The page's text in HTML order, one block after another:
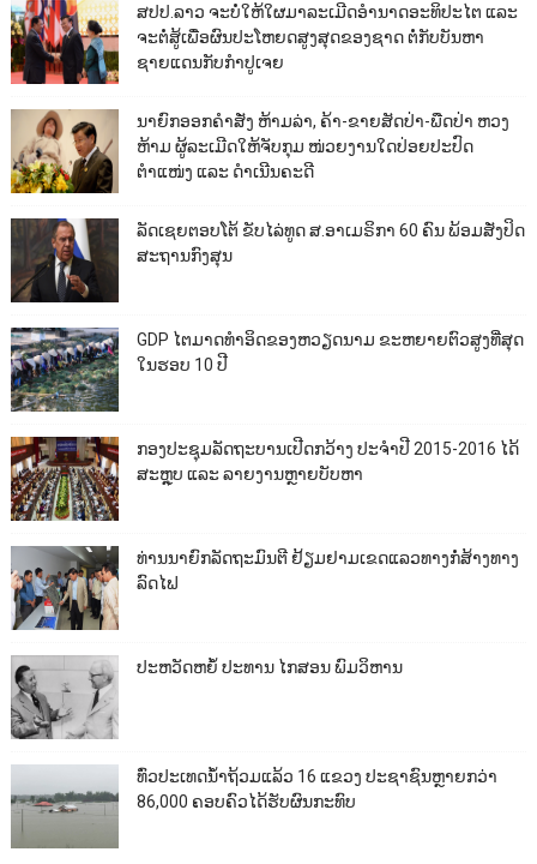
ສປປ.ລາວ ຈະບໍ່ໃຫ້ໃຜມາລະເມີດອຳນາດອະທິປະໄຕ ແລະ
ຈະຕໍ່ສູ້ເພື່ອຜົນປະໂຫຍດສູງສຸດຂອງຊາດ ຕໍ່ກັບບັນຫາ
ຊາຍແດນກັບກຳປູເຈຍ
ນາຍົກອອກຄຳສັ່ງ ຫ້າມລ່າ, ຄ້າ-ຂາຍສັດປ່າ-ພືດປ່າ ຫວງ
ຫ້າມ ຜູ້ລະເມີດໃຫ້ຈັບກຸມ ໜ່ວຍງານໃດປ່ອຍປະປົດ
ຕຳແໜ່ງ ແລະ ດຳເນີນຄະດີ
ລັດເຊຍຕອບໂຕ້ ຂັບໄລ່ທູດ ສ.ອາເມຣິກາ 60 ຄົນ ພ້ອມສັ່ງປິດ
ສະຖານກົງສຸນ
GDP ໄຕມາດທຳອິດຂອງຫວຽດນາມ ຂະຫຍາຍຕົວສູງທີ່ສຸດ
ໃນຮອບ 10​ ປີ
ກອງປະຊຸມລັດຖະບານເປີດກວ້າງ ປະຈຳປີ 2015-2016 ໄດ້
ສະຫຼຸບ ແລະ ລາຍງານຫຼາຍບັບຫາ
ທ່ານນາຍົກລັດຖະມົນຕີ ຢ້ຽມຢາມເຂດແລວທາງກໍ່ສ້າງທາງ
ລົດໄຟ
ປະຫວັດຫຍໍ້ ປະທານ ໄກສອນ ພົມວິຫານ
ທົ່ວປະເທດນ້ຳຖ້ວມແລ້ວ 16 ແຂວງ ປະຊາຊົນຫຼາຍກວ່າ
86,000​ ຄອບຄົວໄດ້ຮັບຜົນກະທົບ